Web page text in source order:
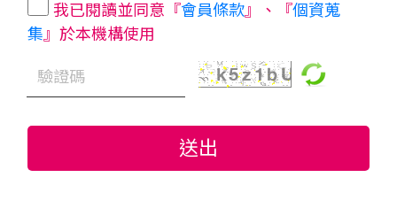
我已閱讀並同意『會員條款 』、『個資蒐
集 』於本機構使用
送出